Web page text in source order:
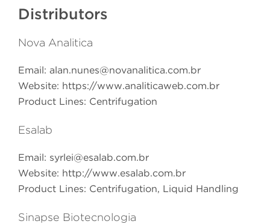
Distributors
Nova Analitica
Email: alan.nunes@novanalitica.com.br
Website: https://www.analiticaweb.com.br
Product Lines: Centrifugation
Esalab
Email: syrlei@esalab.com.br
Website: http://www.esalab.com.br
Product Lines: Centrifugation, Liquid Handling
Sinapse Biotecnologia